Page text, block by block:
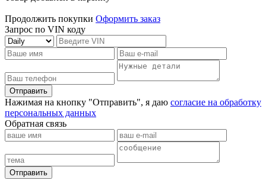
Продолжить покупки Оформить заказ
Запрос по VIN коду
Отправить
Нажимая на кнопку "Отправить", я даю согласие на обработку
персональных данных
Обратная связь
Отправить